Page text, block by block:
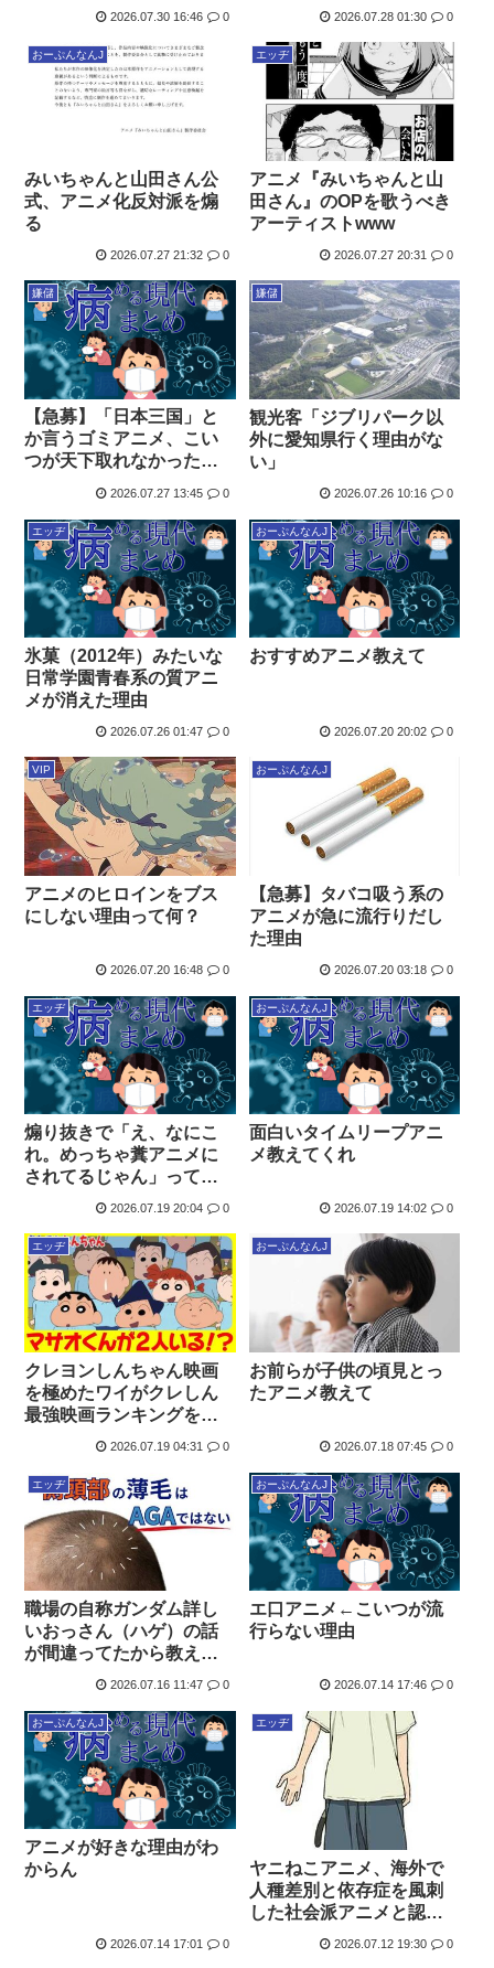
2026.07.30 16:46 0 2026.07.28 01:30 0
おーぷんなんJ
みいちゃんと山田さん公
式、アニメ化反対派を煽
る
2026.07.27 21:32 0
エッヂ
アニメ『みいちゃんと山
田さん』のOPを歌うべき
アーティストwww
2026.07.27 20:31 0
嫌儲
【急募】「日本三国」と
か言うゴミアニメ、こい
つが天下取れなかった理
2026.07.27 13:45 0
嫌儲
観光客「ジブリパーク以
外に愛知県行く理由がな
い」
2026.07.26 10:16 0
エッヂ
氷菓（2012年）みたいな
日常学園青春系の質アニ
メが消えた理由
2026.07.26 01:47 0
おーぷんなんJ
おすすめアニメ教えて
2026.07.20 20:02 0
VIP
アニメのヒロインをブス
にしない理由って何？
2026.07.20 16:48 0
おーぷんなんJ
【急募】タバコ吸う系の
アニメが急に流行りだし
た理由
2026.07.20 03:18 0
エッヂ
煽り抜きで「え、なにこ
れ。めっちゃ糞アニメに
されてるじゃん」ってな
ったアニメwww
2026.07.19 20:04 0
おーぷんなんJ
面白いタイムリープアニ
メ教えてくれ
2026.07.19 14:02 0
エッヂ
クレヨンしんちゃん映画
を極めたワイがクレしん
最強映画ランキングを発
表します！
2026.07.19 04:31 0
おーぷんなんJ
お前らが子供の頃見とっ
たアニメ教えて
2026.07.18 07:45 0
エッヂ
職場の自称ガンダム詳し
いおっさん（ハゲ）の話
が間違ってたから教えて
あげたら逆ギレされた
2026.07.16 11:47 0
おーぷんなんJ
エ口アニメ←こいつが流
行らない理由
2026.07.14 17:46 0
おーぷんなんJ
アニメが好きな理由がわ
からん
2026.07.14 17:01 0
エッヂ
ヤニねこアニメ、海外で
人種差別と依存症を風刺
した社会派アニメと認知
2026.07.12 19:30 0